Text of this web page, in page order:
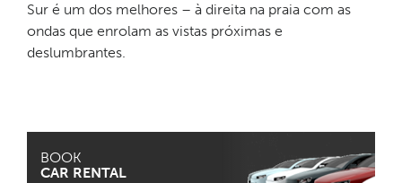
Sur é um dos melhores – à direita na praia com as
ondas que enrolam as vistas próximas e
deslumbrantes.
BOOK
CAR RENTAL